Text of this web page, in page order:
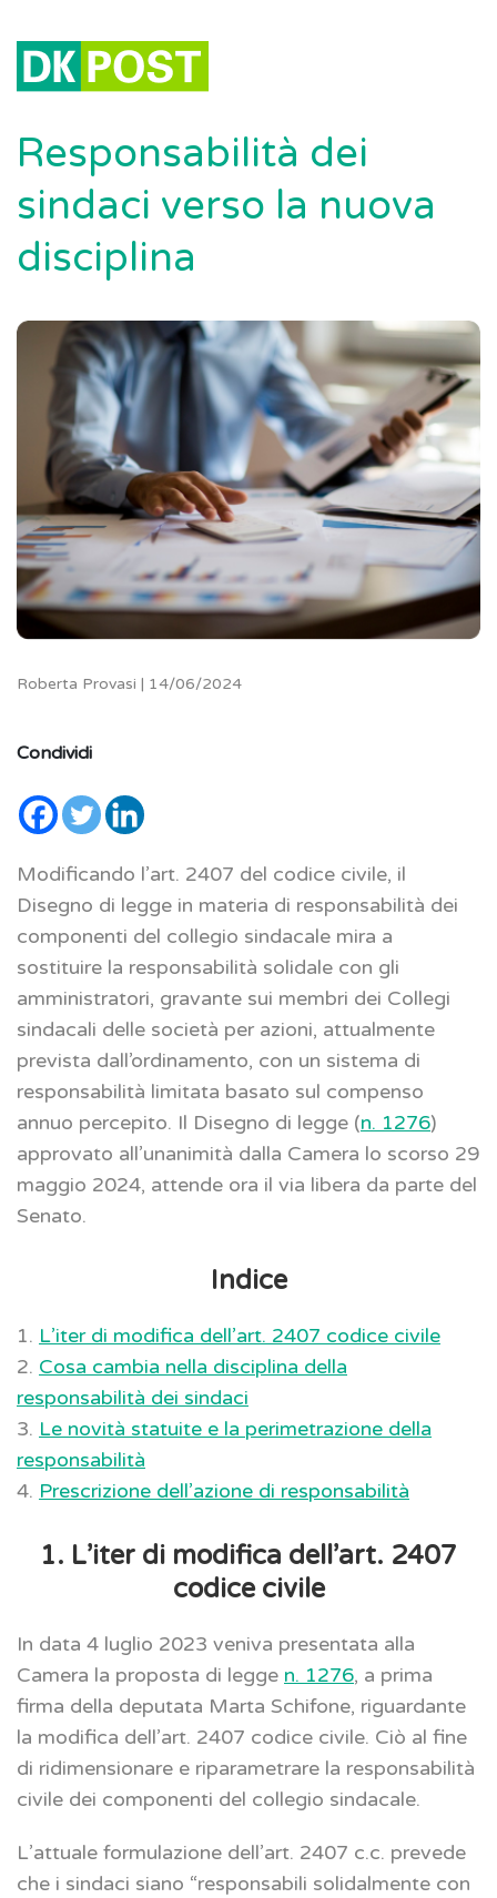
Responsabilità dei
sindaci verso la nuova
disciplina
Roberta Provasi | 14/06/2024
Condividi
Modificando l’art. 2407 del codice civile, il
Disegno di legge in materia di responsabilità dei
componenti del collegio sindacale mira a
sostituire la responsabilità solidale con gli
amministratori, gravante sui membri dei Collegi
sindacali delle società per azioni, attualmente
prevista dall’ordinamento, con un sistema di
responsabilità limitata basato sul compenso
annuo percepito. Il Disegno di legge (n. 1276)
approvato all’unanimità dalla Camera lo scorso 29
maggio 2024, attende ora il via libera da parte del
Senato.
Indice
1. L’iter di modifica dell’art. 2407 codice civile
2. Cosa cambia nella disciplina della
responsabilità dei sindaci
3. Le novità statuite e la perimetrazione della
responsabilità
4. Prescrizione dell’azione di responsabilità
1. L’iter di modifica dell’art. 2407
codice civile
In data 4 luglio 2023 veniva presentata alla
Camera la proposta di legge n. 1276, a prima
firma della deputata Marta Schifone, riguardante
la modifica dell’art. 2407 codice civile. Ciò al fine
di ridimensionare e riparametrare la responsabilità
civile dei componenti del collegio sindacale.
L’attuale formulazione dell’art. 2407 c.c. prevede
che i sindaci siano “responsabili solidalmente con